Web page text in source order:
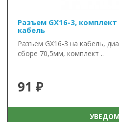
Разъем GX16-3,
кабель
Разъем GX16-3 на кабель,
сборе 70,5мм, комплект ..
91 ₽